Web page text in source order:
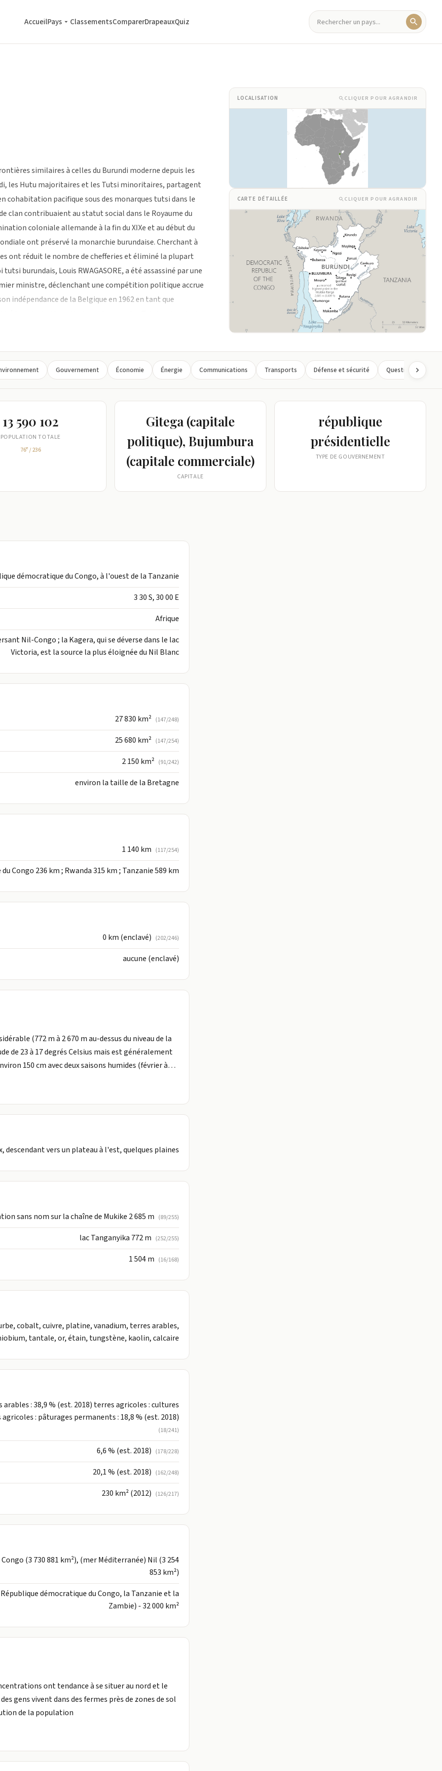
AccueilPays ClassementsComparerDrapeauxQuiz
similaires à celles du Burundi moderne depuis les
les Hutu majoritaires et les Tutsi minoritaires, partagent
cohabitation pacifique sous des monarques tutsi dans le
clan contribuaient au statut social dans le Royaume du
coloniale allemande à la fin du XIXe et au début du
ont préservé la monarchie burundaise. Cherchant à
ont réduit le nombre de chefferies et éliminé la plupart
burundais, Louis RWAGASORE, a été assassiné par une
ministre, déclenchant une compétition politique accrue
indépendance de la Belgique en 1962 en tant que
d'État raté mené par les Hutu en 1965 a déclenché une
par les Tutsi contre les civils hutu qui ont finalement
la domination hutu et ont assassiné le premier
en 1993 après seulement 100 jours au pouvoir,
NTARYAMIRA, est mort lorsque l'avion du président
le génocide rwandais et a davantage ancré le conflit
signé en 2000, et les accords de cessez-le-feu
de 1993-2005. Les deuxièmes élections démocratiques
NKURUNZIZA comme président. Il a été réélu en 2010 et à
-- a été élu en 2020.
LOCALISATION CLIQUER POUR AGRANDIR
CARTE DÉTAILLÉE CLIQUER POUR AGRANDIR
Gouvernement Économie Énergie Communications Transports Défense et sécurité Questions
13 590 102
POPULATION TOTALE
76ᵉ / 236
Gitega (capitale
politique), Bujumbura
(capitale commerciale)
CAPITALE
république
présidentielle
TYPE DE GOUVERNEMENT
démocratique du Congo, à l'ouest de la Tanzanie
3 30 S, 30 00 E
Afrique
Nil-Congo ; la Kagera, qui se déverse dans le lac
Victoria, est la source la plus éloignée du Nil Blanc
27 830 km² (147/248)
25 680 km² (147/254)
2 150 km² (91/242)
environ la taille de la Bretagne
1 140 km (117/254)
Congo 236 km ; Rwanda 315 km ; Tanzanie 589 km
0 km (enclavé) (202/246)
aucune (enclavé)
(772 m à 2 670 m au-dessus du niveau de la
de 23 à 17 degrés Celsius mais est généralement
150 cm avec deux saisons humides (février à
août et décembre à janvier)
vers un plateau à l'est, quelques plaines
sans nom sur la chaîne de Mukike 2 685 m (89/255)
lac Tanganyika 772 m (252/255)
1 504 m (16/168)
cobalt, cuivre, platine, vanadium, terres arables,
tantale, or, étain, tungstène, kaolin, calcaire
: 38,9 % (est. 2018) terres agricoles : cultures
: pâturages permanents : 18,8 % (est. 2018)
(18/241)
6,6 % (est. 2018) (178/228)
20,1 % (est. 2018) (162/248)
230 km² (2012) (126/217)
(3 730 881 km²), (mer Méditerranée) Nil (3 254
853 km²)
démocratique du Congo, la Tanzanie et la
Zambie) - 32 000 km²
ont tendance à se situer au nord et le
gens vivent dans des fermes près de zones de sol
de la population